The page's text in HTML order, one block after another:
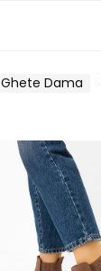
Ghete Dama